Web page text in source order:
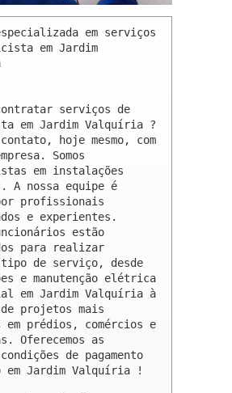
em serviços
em Jardim
serviços de
em Jardim Valquíria ?
hoje mesmo, com
Somos
em instalações
A nossa equipe é
profissionais
e experientes.
estão
para realizar
tipo de serviço, desde
e manutenção elétrica
em Jardim Valquíria à
de projetos mais
em prédios, comércios e
Oferecemos as
de pagamento
em Jardim Valquíria !